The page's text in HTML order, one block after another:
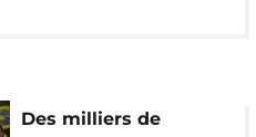
Des milliers de